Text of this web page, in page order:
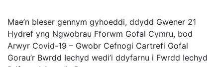
Mae’n bleser gennym gyhoeddi, ddydd Gwener 21
Hydref yng Ngwobrau Fforwm Gofal Cymru, bod
Arwyr Covid-19 – Gwobr Cefnogi Cartrefi Gofal
Gorau’r Bwrdd Iechyd wedi’i ddyfarnu i Fwrdd Iechyd